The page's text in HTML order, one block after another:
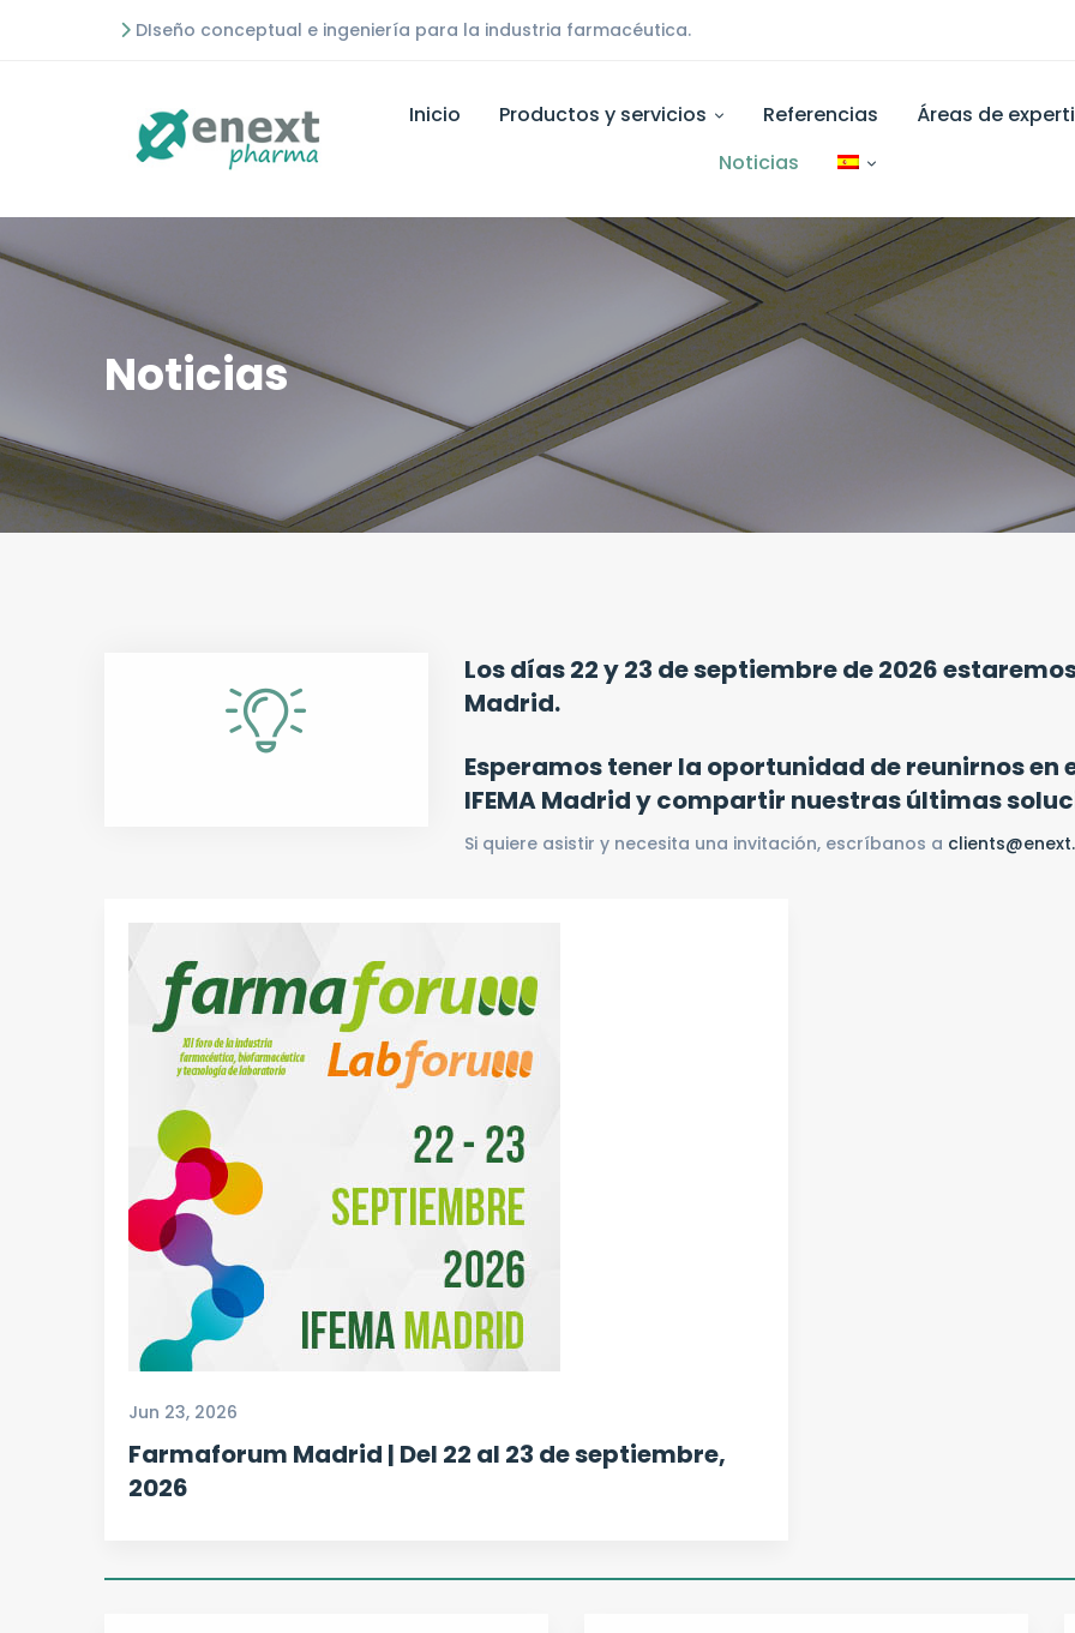
DIseño conceptual e ingeniería para la industria farmacéutica.
Inicio Productos y servicios Referencias Áreas de
Noticias
Noticias
Los días 22 y 23 de septiembre de 2026
Madrid.
Esperamos tener la oportunidad de reunirnos en
IFEMA Madrid y compartir nuestras últimas
Si quiere asistir y necesita una invitación, escríbanos a
Jun 23, 2026
Farmaforum Madrid | Del 22 al 23 de septiembre,
2026